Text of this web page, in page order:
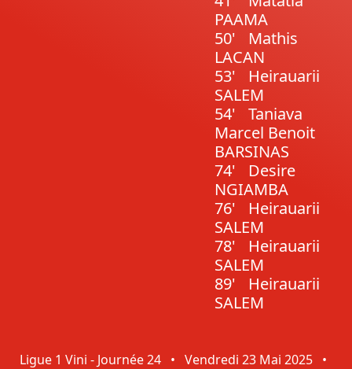
PAAMA
50'
Mathis
LACAN
53'
Heirauarii
SALEM
54'
Taniava
Marcel Benoit
BARSINAS
74'
Desire
NGIAMBA
76'
Heirauarii
SALEM
78'
Heirauarii
SALEM
89'
Heirauarii
SALEM
Ligue 1 Vini - Journée 24 • Vendredi 23 Mai 2025 •